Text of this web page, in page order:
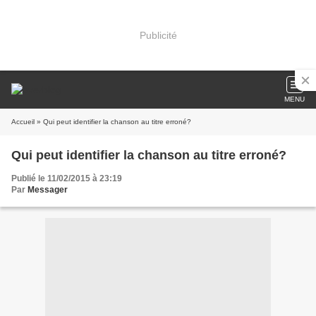
Publicité
MENU
Accueil » Qui peut identifier la chanson au titre erroné?
Qui peut identifier la chanson au titre erroné?
Publié le 11/02/2015 à 23:19
Par Messager